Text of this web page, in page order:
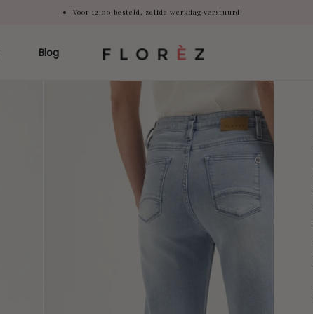
Voor 12:00 besteld, zelfde werkdag verstuurd
Blog